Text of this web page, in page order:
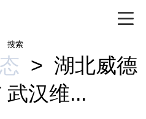
搜索
> 湖北威德
武汉维...